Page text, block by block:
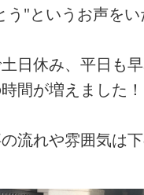
"というお声をい
土日休み、平日も
間が増えました！
流れや雰囲気は